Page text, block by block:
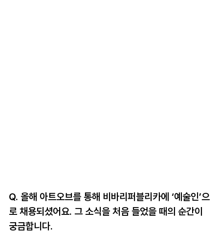
Q. 올해 아트오브를 통해 비바리퍼블리카에 ‘예술인’으
로 채용되셨어요. 그 소식을 처음 들었을 때의 순간이
궁금합니다.